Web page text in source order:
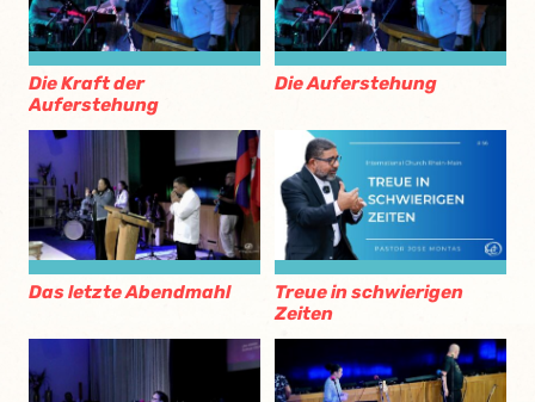
Die Kraft der
Auferstehung
Die Auferstehung
Das letzte Abendmahl
Treue in schwierigen
Zeiten